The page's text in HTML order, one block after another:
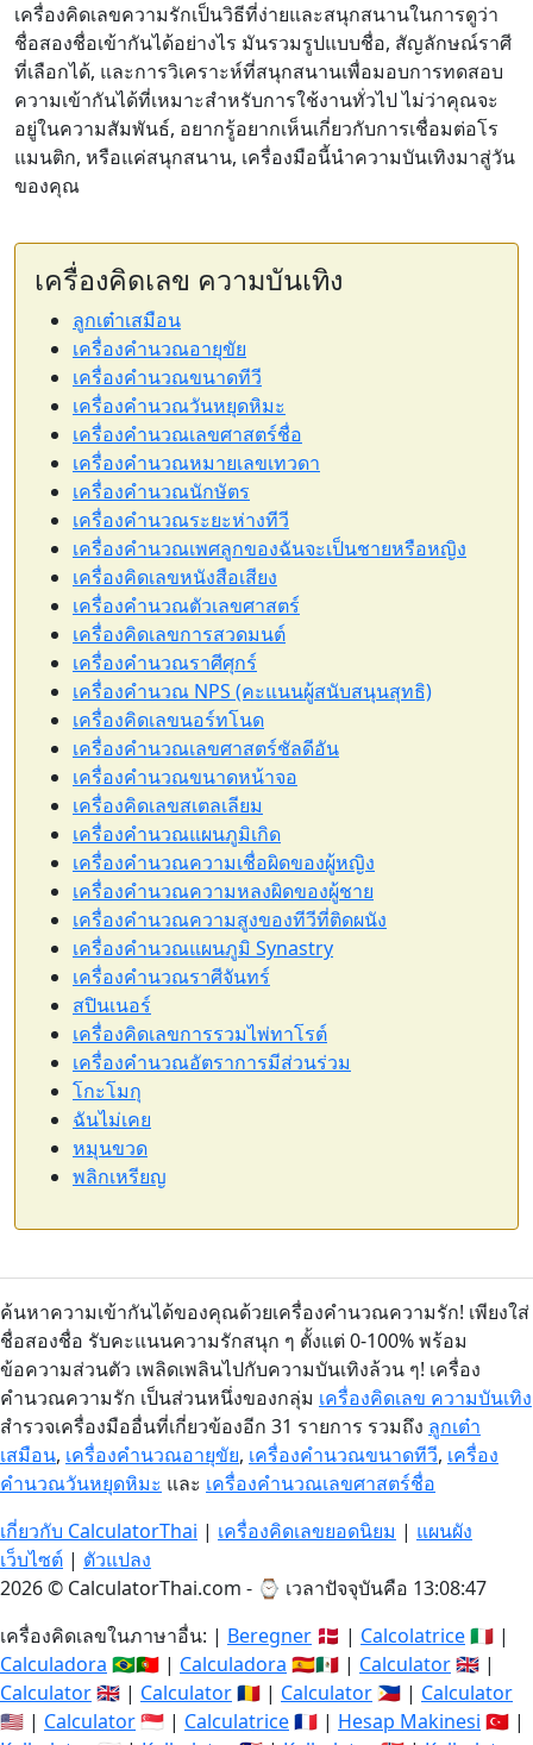
เครื่องคิดเลขความรักเป็นวิธีที่ง่ายและสนุกสนานในการดูว่า
ชื่อสองชื่อเข้ากันได้อย่างไร มันรวมรูปแบบชื่อ, สัญลักษณ์ราศี
ที่เลือกได้, และการวิเคราะห์ที่สนุกสนานเพื่อมอบการทดสอบ
ความเข้ากันได้ที่เหมาะสำหรับการใช้งานทั่วไป ไม่ว่าคุณจะ
อยู่ในความสัมพันธ์, อยากรู้อยากเห็นเกี่ยวกับการเชื่อมต่อโร
แมนติก, หรือแค่สนุกสนาน, เครื่องมือนี้นำความบันเทิงมาสู่วัน
ของคุณ
เครื่องคิดเลข ความบันเทิง
ลูกเต๋าเสมือน
เครื่องคำนวณอายุขัย
เครื่องคำนวณขนาดทีวี
เครื่องคำนวณวันหยุดหิมะ
เครื่องคำนวณเลขศาสตร์ชื่อ
เครื่องคำนวณหมายเลขเทวดา
เครื่องคำนวณนักษัตร
เครื่องคำนวณระยะห่างทีวี
เครื่องคำนวณเพศลูกของฉันจะเป็นชายหรือหญิง
เครื่องคิดเลขหนังสือเสียง
เครื่องคำนวณตัวเลขศาสตร์
เครื่องคิดเลขการสวดมนต์
เครื่องคำนวณราศีศุกร์
เครื่องคำนวณ NPS (คะแนนผู้สนับสนุนสุทธิ)
เครื่องคิดเลขนอร์ทโนด
เครื่องคำนวณเลขศาสตร์ชัลดีอัน
เครื่องคำนวณขนาดหน้าจอ
เครื่องคิดเลขสเตลเลียม
เครื่องคำนวณแผนภูมิเกิด
เครื่องคำนวณความเชื่อผิดของผู้หญิง
เครื่องคำนวณความหลงผิดของผู้ชาย
เครื่องคำนวณความสูงของทีวีที่ติดผนัง
เครื่องคำนวณแผนภูมิ Synastry
เครื่องคำนวณราศีจันทร์
สปินเนอร์
เครื่องคิดเลขการรวมไพ่ทาโรต์
เครื่องคำนวณอัตราการมีส่วนร่วม
โกะโมกุ
ฉันไม่เคย
หมุนขวด
พลิกเหรียญ
ค้นหาความเข้ากันได้ของคุณด้วยเครื่องคำนวณความรัก! เพียงใส่
ชื่อสองชื่อ รับคะแนนความรักสนุก ๆ ตั้งแต่ 0-100% พร้อม
ข้อความส่วนตัว เพลิดเพลินไปกับความบันเทิงล้วน ๆ! เครื่อง
คำนวณความรัก เป็นส่วนหนึ่งของกลุ่ม เครื่องคิดเลข ความบันเทิง
สำรวจเครื่องมืออื่นที่เกี่ยวข้องอีก 31 รายการ รวมถึง ลูกเต๋า
เสมือน, เครื่องคำนวณอายุขัย, เครื่องคำนวณขนาดทีวี, เครื่อง
คำนวณวันหยุดหิมะ และ เครื่องคำนวณเลขศาสตร์ชื่อ
เกี่ยวกับ CalculatorThai | เครื่องคิดเลขยอดนิยม | แผนผัง
เว็บไซต์ | ตัวแปลง
2026 © CalculatorThai.com - ⌚ เวลาปัจจุบันคือ 13:08:47
เครื่องคิดเลขในภาษาอื่น: | Beregner 🇩🇰 | Calcolatrice🇮🇹 |
Calculadora 🇧🇷🇵🇹 | Calculadora 🇪🇸🇲🇽 | Calculator🇬🇧 |
Calculator🇬🇧 | Calculator🇷🇴 | Calculator 🇵🇭 | Calculator
🇺🇸 | Calculator🇸🇬 | Calculatrice🇫🇷 | Hesap Makinesi 🇹🇷 |